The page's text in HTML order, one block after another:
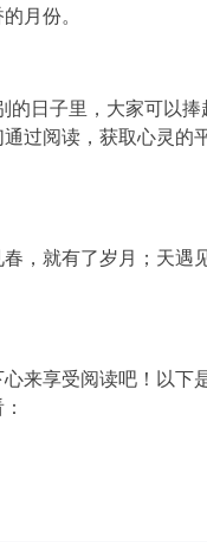
月份。
的日子里，大家可以
过阅读，获取心灵的
，就有了岁月；天遇
来享受阅读吧！以下